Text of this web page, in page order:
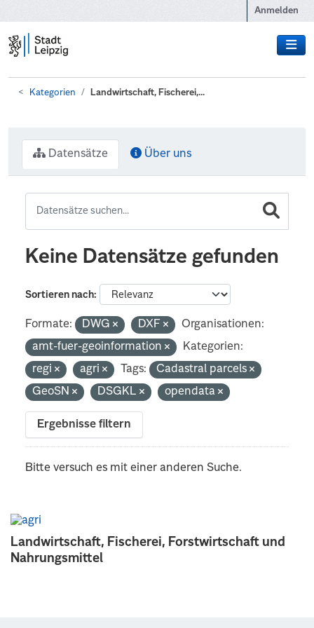
Anmelden
Kategorien Landwirtschaft, Fischerei,...
Landwirtschaft, Fischerei, Forstwirtschaft und
Nahrungsmittel
Datensätze Über uns
Keine Datensätze gefunden
Sortieren nach
Formate: DWG DXF
Organisationen:
amt-fuer-geoinformation
Kategorien:
regi
agri Tags:
Cadastral parcels
GeoSN
DSGKL opendata
Ergebnisse filtern
Bitte versuch es mit einer anderen Suche.